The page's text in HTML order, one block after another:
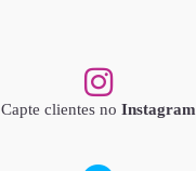
Capte clientes no Instagram